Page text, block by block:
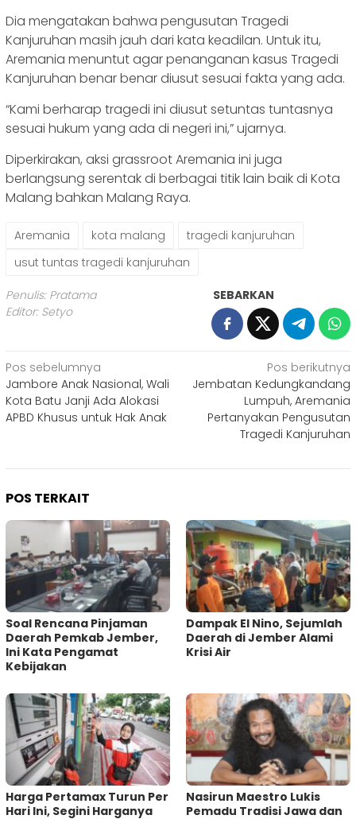
Dia mengatakan bahwa pengusutan Tragedi
Kanjuruhan masih jauh dari kata keadilan. Untuk itu,
Aremania menuntut agar penanganan kasus Tragedi
Kanjuruhan benar benar diusut sesuai fakta yang ada.
“Kami berharap tragedi ini diusut setuntas tuntasnya
sesuai hukum yang ada di negeri ini,” ujarnya.
Diperkirakan, aksi grassroot Aremania ini juga
berlangsung serentak di berbagai titik lain baik di Kota
Malang bahkan Malang Raya.
Aremania kota malang
tragedi kanjuruhan
usut tuntas tragedi kanjuruhan
Penulis: Pratama
Editor: Setyo
SEBARKAN
Navigasi
pos
Pos sebelumnya
Jambore Anak Nasional, Wali
Kota Batu Janji Ada Alokasi
APBD Khusus untuk Hak Anak
Pos berikutnya
Jembatan Kedungkandang
Lumpuh, Aremania
Pertanyakan Pengusutan
Tragedi Kanjuruhan
POS TERKAIT
‎Soal Rencana Pinjaman
Daerah Pemkab Jember,
Ini Kata Pengamat
Kebijakan ‎
Dampak El Nino, Sejumlah
Daerah di Jember Alami
Krisi Air
Harga Pertamax Turun Per
Hari Ini, Segini Harganya
‎Nasirun Maestro Lukis
Pemadu Tradisi Jawa dan